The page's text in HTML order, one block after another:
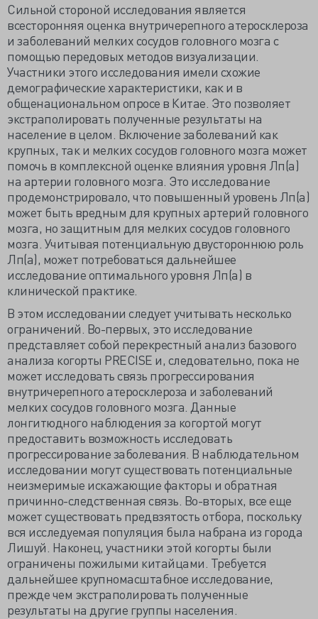
Сильной стороной исследования является
всесторонняя оценка внутричерепного атеросклероза
и заболеваний мелких сосудов головного мозга с
помощью передовых методов визуализации.
Участники этого исследования имели схожие
демографические характеристики, как и в
общенациональном опросе в Китае. Это позволяет
экстраполировать полученные результаты на
население в целом. Включение заболеваний как
крупных, так и мелких сосудов головного мозга может
помочь в комплексной оценке влияния уровня Лп(а)
на артерии головного мозга. Это исследование
продемонстрировало, что повышенный уровень Лп(а)
может быть вредным для крупных артерий головного
мозга, но защитным для мелких сосудов головного
мозга. Учитывая потенциальную двустороннюю роль
Лп(а), может потребоваться дальнейшее
исследование оптимального уровня Лп(а) в
клинической практике.
В этом исследовании следует учитывать несколько
ограничений. Во-первых, это исследование
представляет собой перекрестный анализ базового
анализа когорты PRECISE и, следовательно, пока не
может исследовать связь прогрессирования
внутричерепного атеросклероза и заболеваний
мелких сосудов головного мозга. Данные
лонгитюдного наблюдения за когортой могут
предоставить возможность исследовать
прогрессирование заболевания. В наблюдательном
исследовании могут существовать потенциальные
неизмеримые искажающие факторы и обратная
причинно-следственная связь. Во-вторых, все еще
может существовать предвзятость отбора, поскольку
вся исследуемая популяция была набрана из города
Лишуй. Наконец, участники этой когорты были
ограничены пожилыми китайцами. Требуется
дальнейшее крупномасштабное исследование,
прежде чем экстраполировать полученные
результаты на другие группы населения.